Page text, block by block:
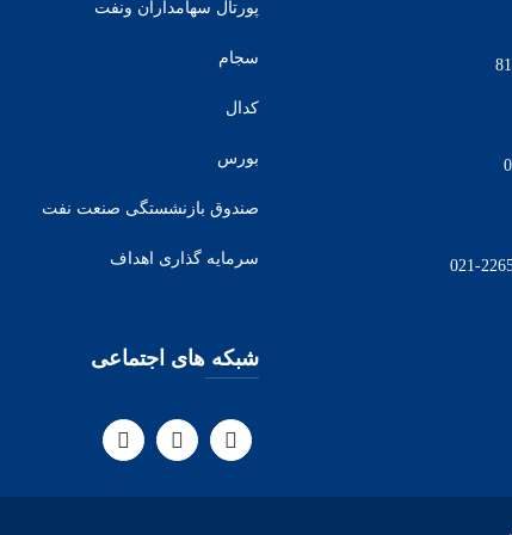
پورتال سهامداران ونفت
سجام
کدال
بورس
صندوق بازنشستگی صنعت نفت
سرمایه گذاری اهداف
شبکه های اجتماعی